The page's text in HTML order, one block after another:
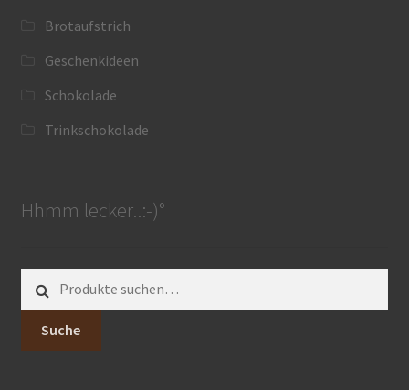
Brotaufstrich
Geschenkideen
Schokolade
Trinkschokolade
Hhmm lecker..:-)°
nach:
Suche